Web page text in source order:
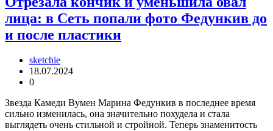
лица: в Сеть попали фото Федункив до
и после пластики
sketchie
18.07.2024
0
Звезда Камеди Вумен Марина Федункив в последнее время
сильно изменилась, она значительно похудела и стала
выглядеть очень стильной и стройной. Теперь знаменитость